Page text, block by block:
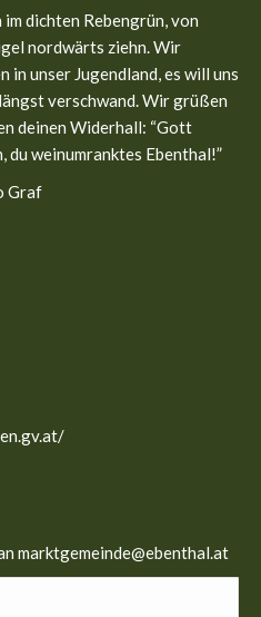
dichten Rebengrün, von
nordwärts ziehn. Wir
in unser Jugendland, es will uns
verschwand. Wir grüßen
deinen Widerhall: “Gott
du weinumranktes Ebenthal!”
Graf
marktgemeinde@ebenthal.at